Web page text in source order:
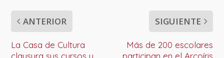
ANTERIOR
La Casa de Cultura
clausura sus cursos y
SIGUIENTE
Más de 200 escolares
participan en el Arcoíris